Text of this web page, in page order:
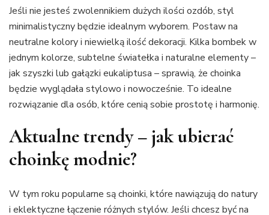
Jeśli nie jesteś zwolennikiem dużych ilości ozdób, styl
minimalistyczny będzie idealnym wyborem. Postaw na
neutralne kolory i niewielką ilość dekoracji. Kilka bombek w
jednym kolorze, subtelne światełka i naturalne elementy –
jak szyszki lub gałązki eukaliptusa – sprawią, że choinka
będzie wyglądała stylowo i nowocześnie. To idealne
rozwiązanie dla osób, które cenią sobie prostotę i harmonię.
Aktualne trendy – jak ubierać
choinkę modnie?
W tym roku popularne są choinki, które nawiązują do natury
i eklektyczne łączenie różnych stylów. Jeśli chcesz być na